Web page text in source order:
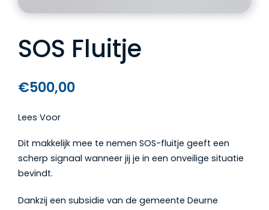
SOS Fluitje
€500,00
Lees Voor
Dit makkelijk mee te nemen SOS-fluitje geeft een
scherp signaal wanneer jij je in een onveilige situatie
bevindt.
Dankzij een subsidie van de gemeente Deurne